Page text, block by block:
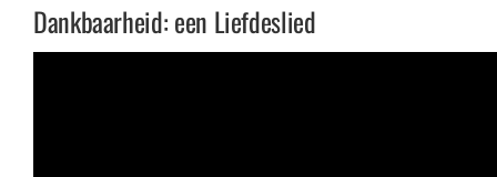
Dankbaarheid: een Liefdeslied